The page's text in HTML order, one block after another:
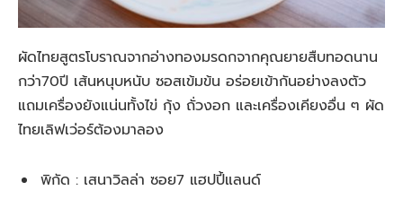
ผัดไทยสูตรโบราณจากอ่างทองมรดกจากคุณยายสืบทอดนาน
กว่า70ปี เส้นหนุบหนับ ซอสเข้มข้น อร่อยเข้ากันอย่างลงตัว
แถมเครื่องยังแน่นทั้งไข่ กุ้ง ถั่วงอก และเครื่องเคียงอื่น ๆ ผัด
ไทยเลิฟเว่อร์ต้องมาลอง
พิกัด : เสนาวิลล่า ซอย7 แฮปปี้แลนด์